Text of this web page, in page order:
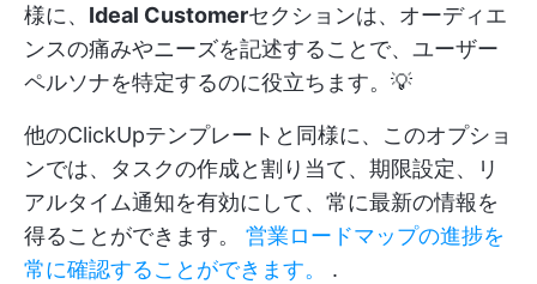
様に、 Ideal Customerセクションは、オーディエ
ンスの痛みやニーズを記述することで、ユーザー
ペルソナを特定するのに役立ちます。💡
他のClickUpテンプレートと同様に、このオプショ
ンでは、タスクの作成と割り当て、期限設定、リ
アルタイム通知を有効にして、常に最新の情報を
得ることができます。 営業ロードマップの進捗を
常に確認することができます。
.